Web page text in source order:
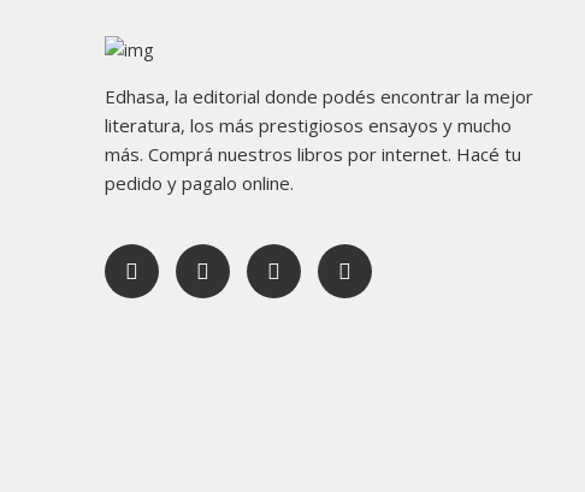
Edhasa, la editorial donde podés encontrar la mejor
literatura, los más prestigiosos ensayos y mucho
más. Comprá nuestros libros por internet. Hacé tu
pedido y pagalo online.